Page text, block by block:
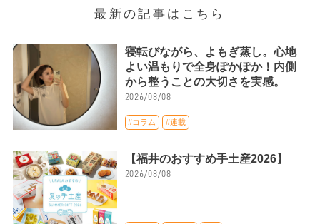
最新の記事はこちら
寝転びながら、よもぎ蒸し。心地
よい温もりで全身ぽかぽか！内側
から整うことの大切さを実感。
2026/08/08
#コラム #連載
【福井のおすすめ手土産2026】
2026/08/08